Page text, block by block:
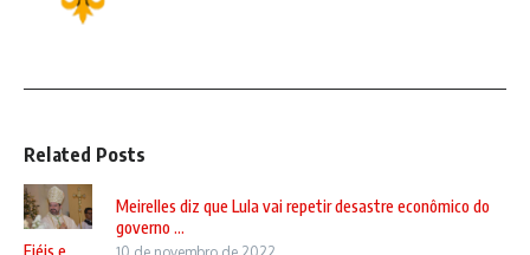
Related Posts
Meirelles diz que Lula vai repetir desastre econômico do
governo ...